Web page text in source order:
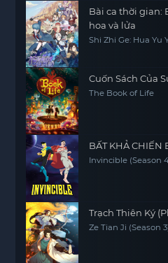
Bài ca thời gian:
hoa và lửa
Shi Zhi Ge: Hua Yu
Cuốn Sách Của
The Book of Life
BẤT KHẢ CHIẾN
Invincible (Season
Trạch Thiên Ký
Ze Tian Ji (Season